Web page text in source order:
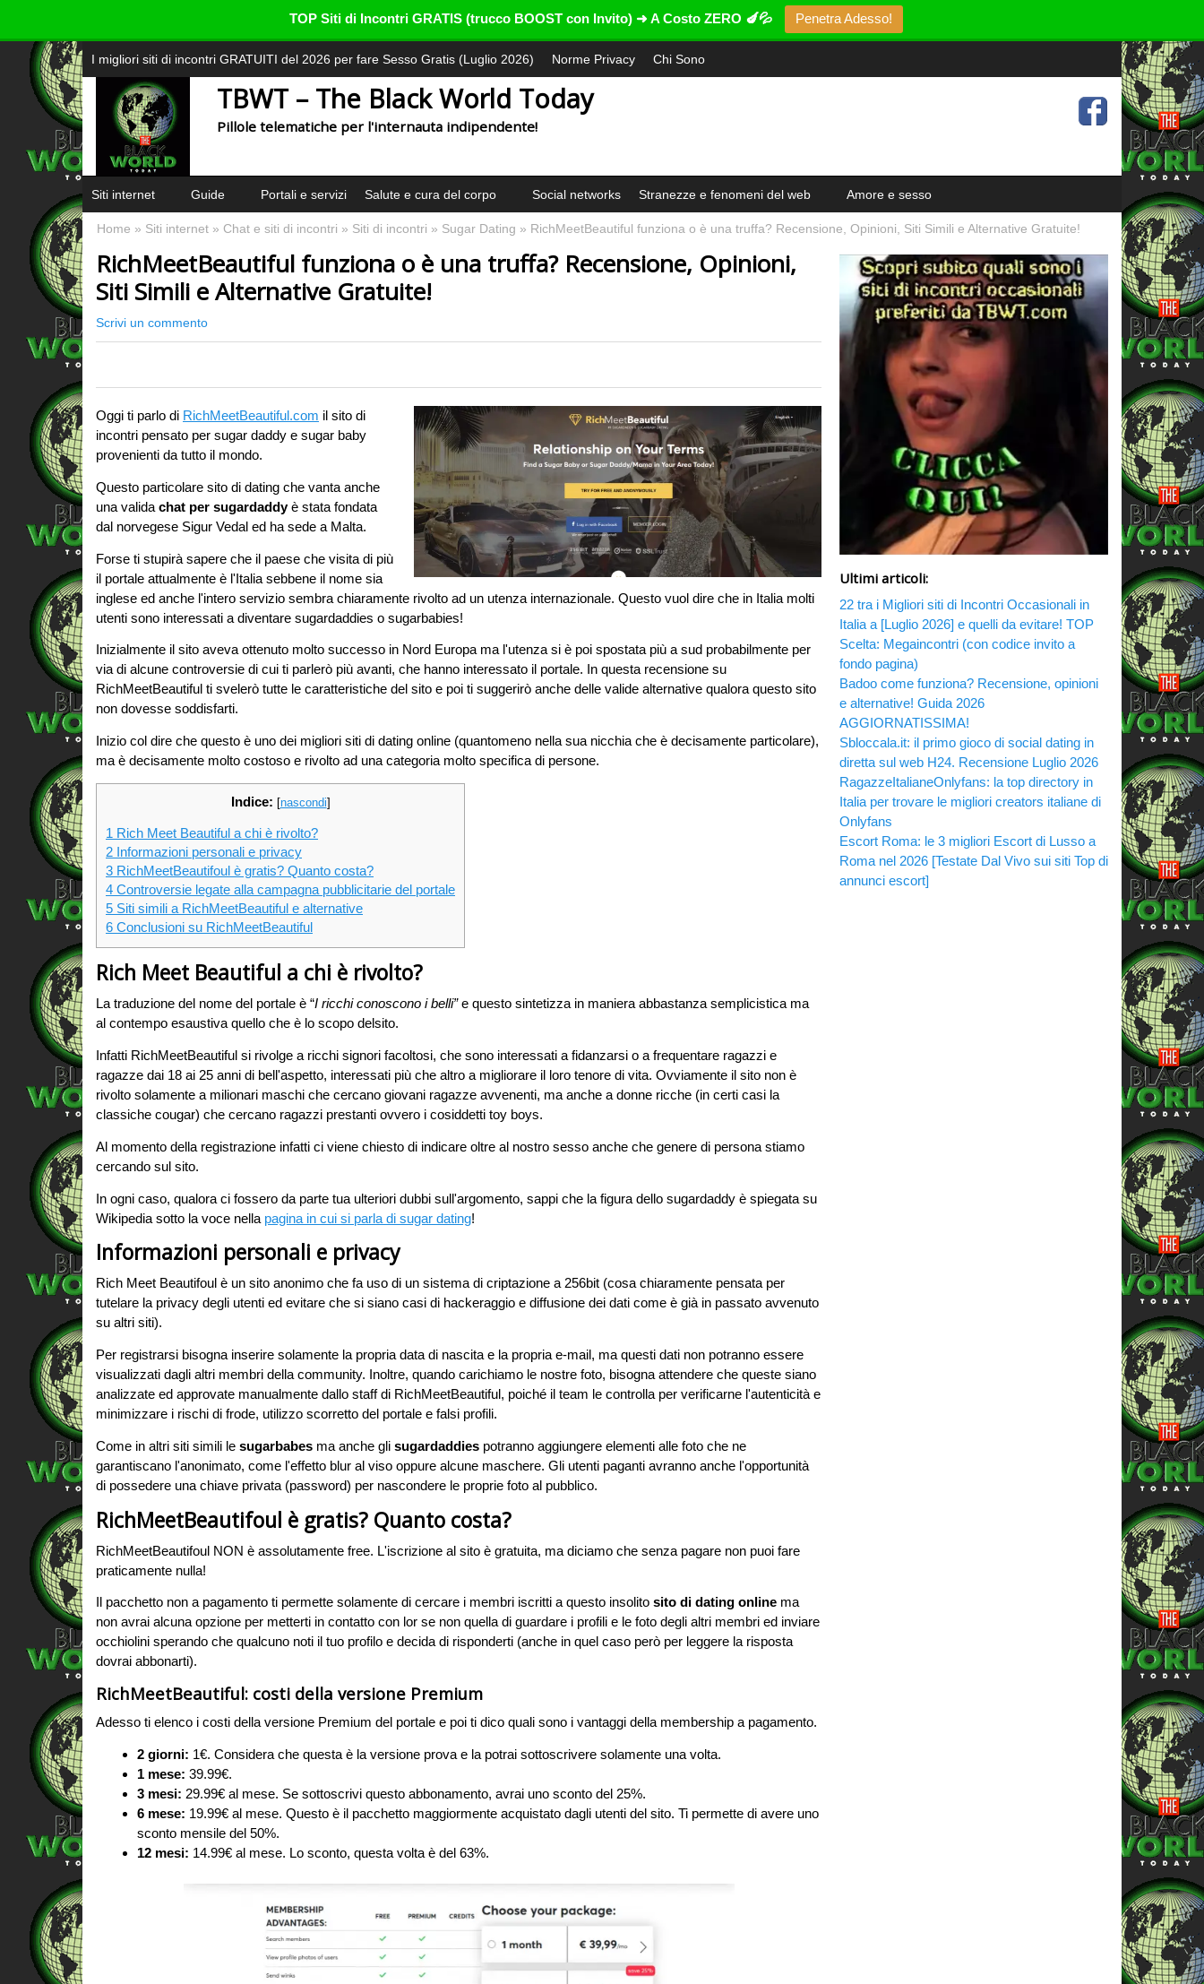
TOP Siti di Incontri GRATIS (trucco BOOST con Invito) ➜ A Costo ZERO 🍆💦 Penetra Adesso!
I migliori siti di incontri GRATUITI del 2026 per fare Sesso Gratis (Luglio 2026) Norme Privacy Chi Sono
TBWT – The Black World Today
Pillole telematiche per l'internauta indipendente!
Siti internet Guide Portali e servizi Salute e cura del corpo Social networks Stranezze e fenomeni del web Amore e sesso
Home » Siti internet » Chat e siti di incontri » Siti di incontri » Sugar Dating » RichMeetBeautiful funziona o è una truffa? Recensione, Opinioni, Siti Simili e Alternative Gratuite!
RichMeetBeautiful funziona o è una truffa? Recensione, Opinioni,
Siti Simili e Alternative Gratuite!
Scrivi un commento
Oggi ti parlo di RichMeetBeautiful.com il sito di
incontri pensato per sugar daddy e sugar baby
provenienti da tutto il mondo.
Questo particolare sito di dating che vanta anche
una valida chat per sugardaddyè stata fondata
dal norvegese Sigur Vedal ed ha sede a Malta.
Forse ti stupirà sapere che il paese che visita di più
il portale attualmente è l'Italia sebbene il nome sia
inglese ed anche l'intero servizio sembra chiaramente rivolto ad un utenza internazionale. Questo vuol dire che in Italia molti
utenti sono interessati a diventare sugardaddies o sugarbabies!
Inizialmente il sito aveva ottenuto molto successo in Nord Europa ma l'utenza si è poi spostata più a sud probabilmente per
via di alcune controversie di cui ti parlerò più avanti, che hanno interessato il portale. In questa recensione su
RichMeetBeautiful ti svelerò tutte le caratteristiche del sito e poi ti suggerirò anche delle valide alternative qualora questo sito
non dovesse soddisfarti.
Inizio col dire che questo è uno dei migliori siti di dating online (quantomeno nella sua nicchia che è decisamente particolare),
ma è decisamente molto costoso e rivolto ad una categoria molto specifica di persone.
Indice: [nascondi]
1 Rich Meet Beautiful a chi è rivolto?
2 Informazioni personali e privacy
3 RichMeetBeautifoul è gratis? Quanto costa?
4 Controversie legate alla campagna pubblicitarie del portale
5 Siti simili a RichMeetBeautiful e alternative
6 Conclusioni su RichMeetBeautiful
Rich Meet Beautiful a chi è rivolto?
La traduzione del nome del portale è “I ricchi conoscono i belli”e questo sintetizza in maniera abbastanza semplicistica ma
al contempo esaustiva quello che è lo scopo delsito.
Infatti RichMeetBeautiful si rivolge a ricchi signori facoltosi, che sono interessati a fidanzarsi o a frequentare ragazzi e
ragazze dai 18 ai 25 anni di bell'aspetto, interessati più che altro a migliorare il loro tenore di vita. Ovviamente il sito non è
rivolto solamente a milionari maschi che cercano giovani ragazze avvenenti, ma anche a donne ricche (in certi casi la
classiche cougar) che cercano ragazzi prestanti ovvero i cosiddetti toy boys.
Al momento della registrazione infatti ci viene chiesto di indicare oltre al nostro sesso anche che genere di persona stiamo
cercando sul sito.
In ogni caso, qualora ci fossero da parte tua ulteriori dubbi sull'argomento, sappi che la figura dello sugardaddy è spiegata su
Wikipedia sotto la voce nella pagina in cui si parla di sugar dating!
Informazioni personali e privacy
Rich Meet Beautifoul è un sito anonimo che fa uso di un sistema di criptazione a 256bit (cosa chiaramente pensata per
tutelare la privacy degli utenti ed evitare che si siano casi di hackeraggio e diffusione dei dati come è già in passato avvenuto
su altri siti).
Per registrarsi bisogna inserire solamente la propria data di nascita e la propria e-mail, ma questi dati non potranno essere
visualizzati dagli altri membri della community. Inoltre, quando carichiamo le nostre foto, bisogna attendere che queste siano
analizzate ed approvate manualmente dallo staff di RichMeetBeautiful, poiché il team le controlla per verificarne l'autenticità e
minimizzare i rischi di frode, utilizzo scorretto del portale e falsi profili.
Come in altri siti simili le sugarbabes ma anche gli sugardaddies potranno aggiungere elementi alle foto che ne
garantiscano l'anonimato, come l'effetto blur al viso oppure alcune maschere. Gli utenti paganti avranno anche l'opportunità
di possedere una chiave privata (password) per nascondere le proprie foto al pubblico.
RichMeetBeautifoul è gratis? Quanto costa?
RichMeetBeautifoul NON è assolutamente free. L'iscrizione al sito è gratuita, ma diciamo che senza pagare non puoi fare
praticamente nulla!
Il pacchetto non a pagamento ti permette solamente di cercare i membri iscritti a questo insolito sito di dating online ma
non avrai alcuna opzione per metterti in contatto con lor se non quella di guardare i profili e le foto degli altri membri ed inviare
occhiolini sperando che qualcuno noti il tuo profilo e decida di risponderti (anche in quel caso però per leggere la risposta
dovrai abbonarti).
RichMeetBeautiful: costi della versione Premium
Adesso ti elenco i costi della versione Premium del portale e poi ti dico quali sono i vantaggi della membership a pagamento.
2 giorni: 1€. Considera che questa è la versione prova e la potrai sottoscrivere solamente una volta.
1 mese: 39.99€.
3 mesi: 29.99€ al mese. Se sottoscrivi questo abbonamento, avrai uno sconto del 25%.
6 mese: 19.99€ al mese. Questo è il pacchetto maggiormente acquistato dagli utenti del sito. Ti permette di avere uno
sconto mensile del 50%.
12 mesi: 14.99€ al mese. Lo sconto, questa volta è del 63%.
Ultimi articoli:
22 tra i Migliori siti di Incontri Occasionali in
Italia a [Luglio 2026] e quelli da evitare! TOP
Scelta: Megaincontri (con codice invito a
fondo pagina)
Badoo come funziona? Recensione, opinioni
e alternative! Guida 2026
AGGIORNATISSIMA!
Sbloccala.it: il primo gioco di social dating in
diretta sul web H24. Recensione Luglio 2026
RagazzeItalianeOnlyfans: la top directory in
Italia per trovare le migliori creators italiane di
Onlyfans
Escort Roma: le 3 migliori Escort di Lusso a
Roma nel 2026 [Testate Dal Vivo sui siti Top di
annunci escort]